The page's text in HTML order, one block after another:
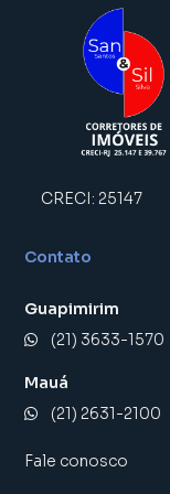
CRECI: 25147
Contato
Guapimirim
(21) 3633-1570
Mauá
(21) 2631-2100
Fale conosco